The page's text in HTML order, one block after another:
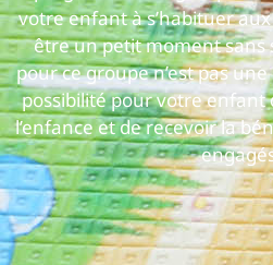
votre enfant à s’habituer
être un petit moment sans
pour ce groupe n’est pas
possibilité pour votre enfant
l’enfance et de recevoir la